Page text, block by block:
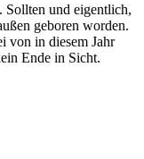
Sollten und eigentlich,
geboren worden.
von in diesem Jahr
Ende in Sicht.